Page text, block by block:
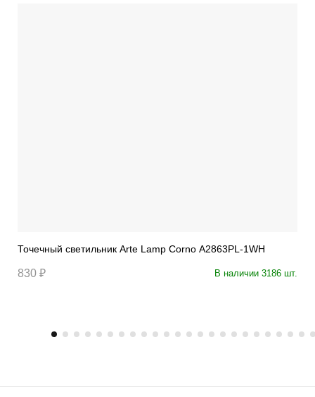
Точечный светильник Arte Lamp Corno A2863PL-1WH
830 ₽ В наличии 3186 шт.